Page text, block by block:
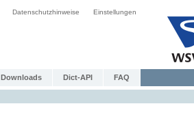
Datenschutzhinweise Einstellungen
Downloads Dict-API FAQ